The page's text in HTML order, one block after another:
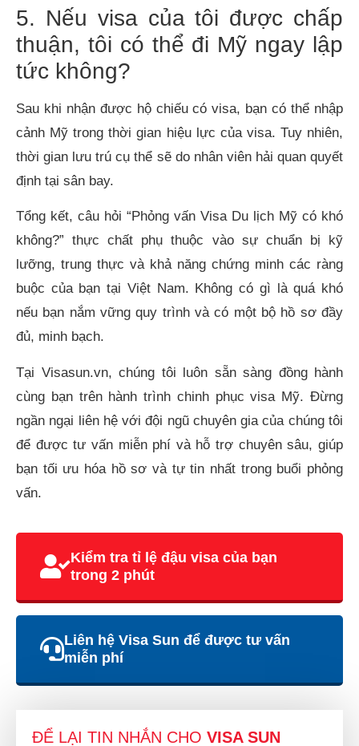
5. Nếu visa của tôi được chấp
thuận, tôi có thể đi Mỹ ngay lập
tức không?
Sau khi nhận được hộ chiếu có visa, bạn có thể nhập
cảnh Mỹ trong thời gian hiệu lực của visa. Tuy nhiên,
thời gian lưu trú cụ thể sẽ do nhân viên hải quan quyết
định tại sân bay.
Tổng kết, câu hỏi “Phỏng vấn Visa Du lịch Mỹ có khó
không?” thực chất phụ thuộc vào sự chuẩn bị kỹ
lưỡng, trung thực và khả năng chứng minh các ràng
buộc của bạn tại Việt Nam. Không có gì là quá khó
nếu bạn nắm vững quy trình và có một bộ hồ sơ đầy
đủ, minh bạch.
Tại Visasun.vn, chúng tôi luôn sẵn sàng đồng hành
cùng bạn trên hành trình chinh phục visa Mỹ. Đừng
ngần ngại liên hệ với đội ngũ chuyên gia của chúng tôi
để được tư vấn miễn phí và hỗ trợ chuyên sâu, giúp
bạn tối ưu hóa hồ sơ và tự tin nhất trong buổi phỏng
vấn.
Kiểm tra tỉ lệ đậu visa của bạn
trong 2 phút
Liên hệ Visa Sun để được tư vấn
miễn phí
ĐỂ LẠI TIN NHẮN CHO VISA SUN